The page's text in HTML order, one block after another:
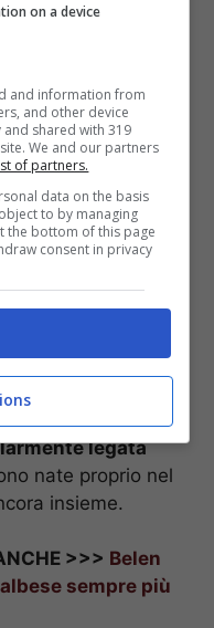
alla sua ex fidanzata
di affettonei
rapporti e la
di aver vissuto
condividendo:“la
che
la realtà è molto
rapper è“un
Elodie ha
legata
nate proprio nel
insieme.
>>> Belen
sempre più
on a device
and information from
and other device
shared with 319
We and our partners
of partners.
data on the basis
to by managing
the bottom of this page
consent in privacy